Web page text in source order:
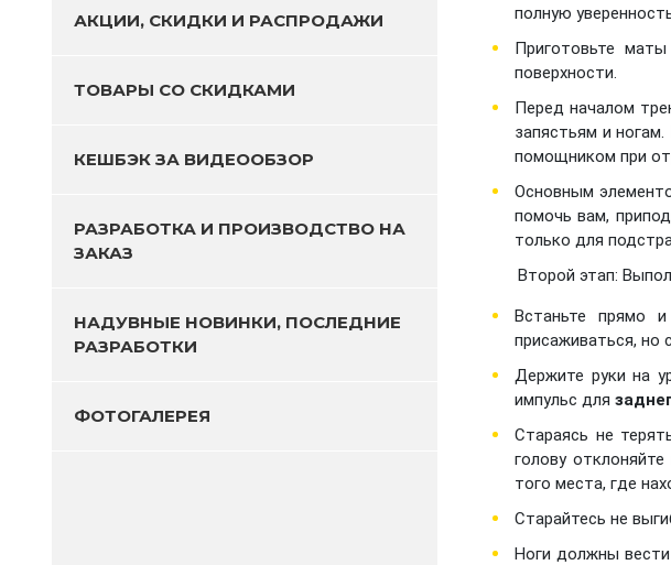
АКЦИИ, СКИДКИ И РАСПРОДАЖИ
ТОВАРЫ СО СКИДКАМИ
КЕШБЭК ЗА ВИДЕООБЗОР
РАЗРАБОТКА И ПРОИЗВОДСТВО НА
ЗАКАЗ
НАДУВНЫЕ НОВИНКИ, ПОСЛЕДНИЕ
РАЗРАБОТКИ
ФОТОГАЛЕРЕЯ
полную
Приготовьте
поверхности.
Перед началом
запястьям и
помощником при
Основным
помочь вам,
только для
Второй этап:
Встаньте прямо
присаживаться, но
Держите руки на
импульс для
Стараясь не
голову
того места, где
Старайтесь не
Ноги должны вести